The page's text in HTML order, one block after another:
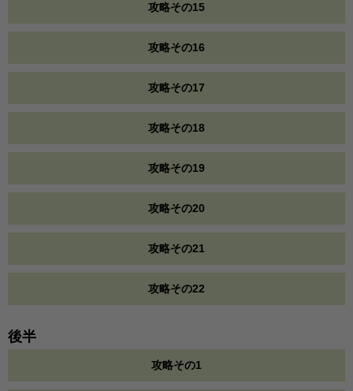
攻略その15
攻略その16
攻略その17
攻略その18
攻略その19
攻略その20
攻略その21
攻略その22
後半
攻略その1